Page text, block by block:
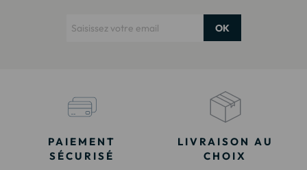
OK
PAIEMENT
SÉCURISÉ
LIVRAISON AU
CHOIX